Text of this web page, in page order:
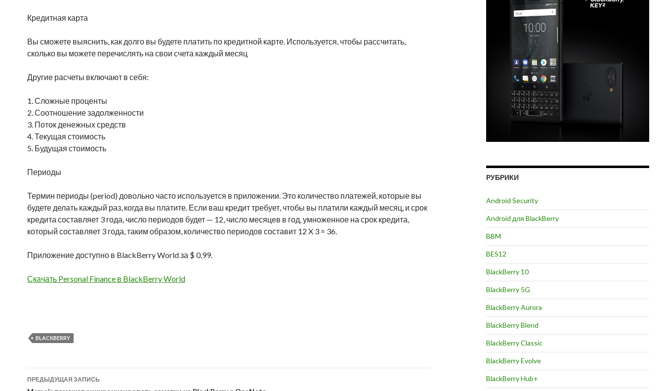
Кредитная карта
Вы сможете выяснить, как долго вы будете платить по кредитной карте. Используется, чтобы рассчитать,
сколько вы можете перечислять на свои счета каждый месяц
Другие расчеты включают в себя:
1. Сложные проценты
2. Соотношение задолженности
3. Поток денежных средств
4. Текущая стоимость
5. Будущая стоимость
Периоды
Термин периоды (period) довольно часто используется в приложении. Это количество платежей, которые вы
будете делать каждый раз, когда вы платите. Если ваш кредит требует, чтобы вы платили каждый месяц, и срок
кредита составляет 3 года, число периодов будет — 12, число месяцев в год, умноженное на срок кредита,
который составляет 3 года, таким образом, количество периодов составит 12 X 3 = 36.
Приложение доступно в BlackBerry World за $ 0,99.
Скачать Personal Finance в BlackBerry World
BLACKBERRY
Навигация
ПРЕДЫДУЩАЯ ЗАПИСЬ
РУБРИКИ
Android Security
Android для BlackBerry
BBM
BES12
BlackBerry 10
BlackBerry 5G
BlackBerry Aurora
BlackBerry Blend
BlackBerry Classic
BlackBerry Evolve
BlackBerry Hub+